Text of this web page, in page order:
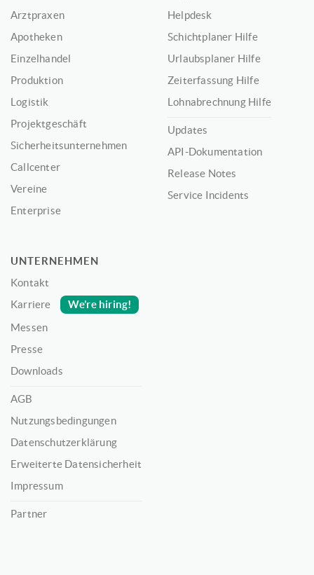
Arztpraxen
Apotheken
Einzelhandel
Produktion
Logistik
Projektgeschäft
Sicherheitsunternehmen
Callcenter
Vereine
Enterprise
Helpdesk
Schichtplaner Hilfe
Urlaubsplaner Hilfe
Zeiterfassung Hilfe
Lohnabrechnung Hilfe
Updates
API-Dokumentation
Release Notes
Service Incidents
UNTERNEHMEN
Kontakt
Karriere
We’re hiring!
Messen
Presse
Downloads
AGB
Nutzungsbedingungen
Datenschutzerklärung
Erweiterte Datensicherheit
Impressum
Partner